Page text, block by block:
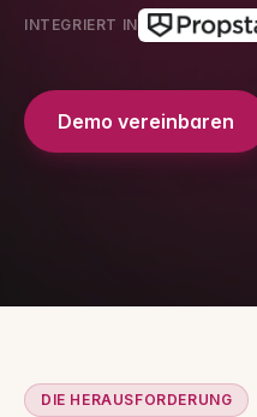
INTEGRIERT IN
Demo vereinbaren
DIE HERAUSFORDERUNG